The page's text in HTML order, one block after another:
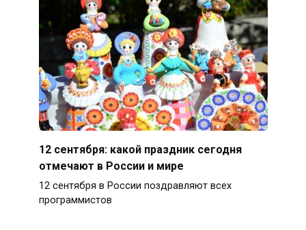
12 сентября: какой праздник сегодня
отмечают в России и мире
12 сентября в России поздравляют всех
программистов